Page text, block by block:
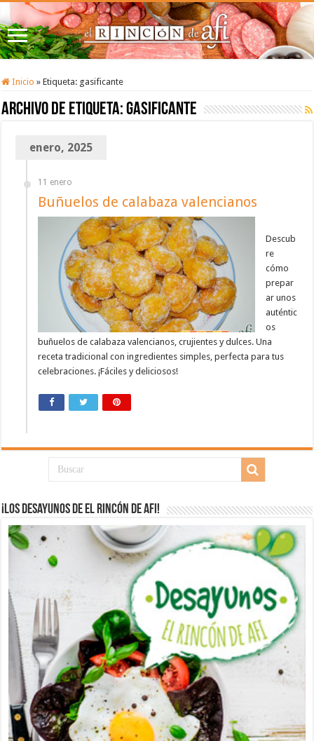
Inicio » Etiqueta: gasificante
Archivo de etiqueta:gasificante
enero, 2025
11 enero
Buñuelos de calabaza valencianos
Descub
re
cómo
prepar
ar unos
auténtic
os
buñuelos de calabaza valencianos, crujientes y dulces. Una
receta tradicional con ingredientes simples, perfecta para tus
celebraciones. ¡Fáciles y deliciosos!
¡Los desayunos de El Rincón de Afi!